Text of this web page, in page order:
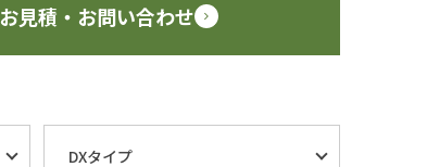
お見積・お問い合わせ
DXタイプ